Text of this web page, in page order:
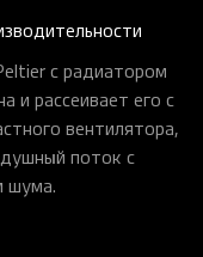
с радиатором
и рассеивает его с
вентилятора,
поток с
шума.